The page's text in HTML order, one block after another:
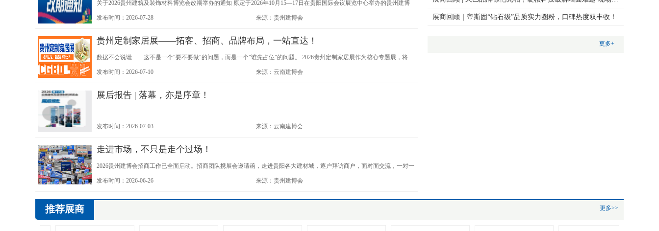
关于2026贵州建筑及装饰材料博览会改期举办的通知 原定于2026年10月15—17日在贵阳国际会议展览中心举办的贵州建博
会，经组委会审慎研究、综合研判，现决定将展会举办时间调整为2027年3月11—13日，举办地点不变。
发布时间：2026-07-28 来源：贵州建博会
贵州定制家居展——拓客、招商、品牌布局，一站直达！
数据不会说谎——这不是一个"要不要做"的问题，而是一个"谁先占位"的问题。 2026贵州定制家居展作为核心专题展，将
于 10 月 15-17 日落地贵阳国际会议展览中心，与 2026贵州建筑及装饰材料博览会同步开展。 占位2026贵州定制家居展，打
发布时间：2026-07-10 来源：云南建博会
展后报告 | 落幕，亦是序章！
发布时间：2026-07-03 来源：云南建博会
走进市场，不只是走个过场！
2026贵州建博会招商工作已全面启动。招商团队携展会邀请函，走进贵阳各大建材城，逐户拜访商户，面对面交流，一对一
洽谈。
发布时间：2026-06-26 来源：贵州建博会
展商回顾｜帝斯固“钻石级”品质实力圈粉，口碑热度双丰收！
更多+
推荐展商 更多>>